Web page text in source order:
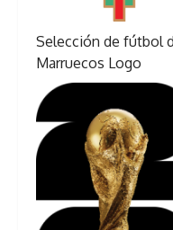
Selección de fútbol
Marruecos Logo